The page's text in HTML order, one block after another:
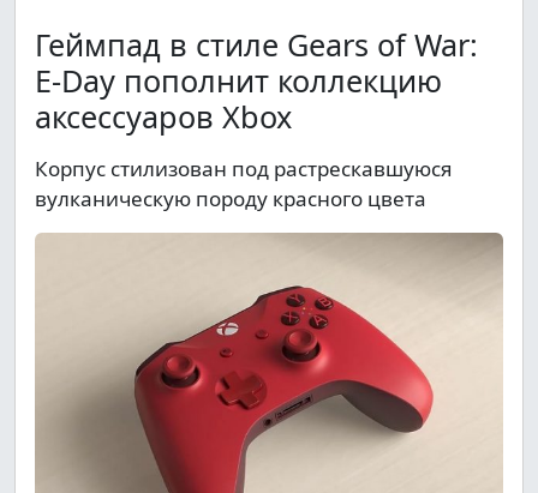
Геймпад в стиле Gears of War:
E-Day пополнит коллекцию
аксессуаров Xbox
Корпус стилизован под растрескавшуюся
вулканическую породу красного цвета